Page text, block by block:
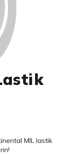
MIL lastik